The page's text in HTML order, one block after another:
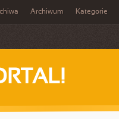
Archiwum Kategorie